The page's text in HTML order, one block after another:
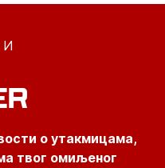
И
о утакмицама,
твог омиљеног